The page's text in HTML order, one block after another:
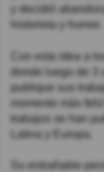
y decidió
historieta y humor.
Con esta idea a
donde luego de 3
publique sus
momento más
trabajos se han
Latina y Europa.
Su entrañable